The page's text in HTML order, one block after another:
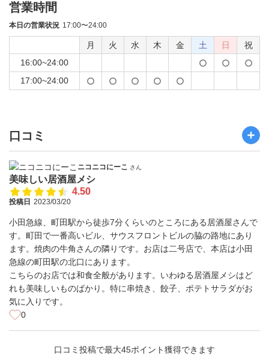
営業時間
本日の営業状況 17:00〜24:00
月 火 水 木 金 土 日
祝
16:00~24:00
17:00~24:00
口コミ
ニコニコにーこ さん
美味しい居酒屋メシ
4.50
投稿日 2023/03/20
小田急線、町田駅から徒歩7分くらいのところにある居酒屋さんで
す。町田で一番高いビル、サウスフロントビルの脇の路地にあり
ます。焼肉の牛角さんの隣りです。お店は二号店で、本店は小田
急線の町田駅の北口にあります。
こちらのお店では和食全般があります。いわゆる居酒屋メシはど
れも美味しいものばかり。特に串焼き、餃子、ポテトサラダがお
気に入りです。
0
口コミ投稿で最大45ポイント獲得できます